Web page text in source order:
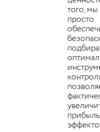
того,
просто